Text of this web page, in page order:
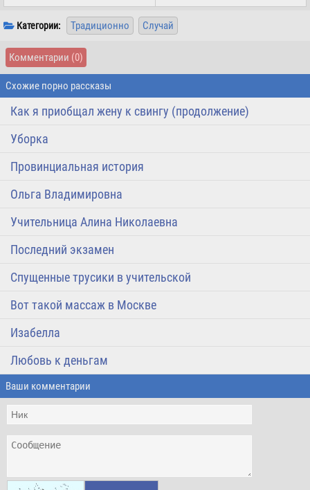
Категории: Традиционно Случай
Комментарии (0)
Схожие порно рассказы
Как я приобщал жену к свингу (продолжение)
Уборка
Провинциальная история
Ольга Владимировна
Учительница Алина Николаевна
Последний экзамен
Спущенные трусики в учительской
Вот такой массаж в Москве
Изабелла
Любовь к деньгам
Ваши комментарии